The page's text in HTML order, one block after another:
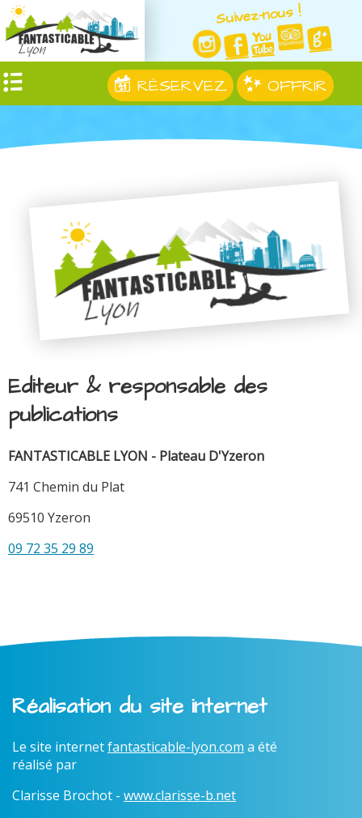
Suivez-nous !
RÉSERVEZ OFFRIR
Editeur & responsable des
publications
FANTASTICABLE LYON - Plateau D'Yzeron
741 Chemin du Plat
69510 Yzeron
09 72 35 29 89
Réalisation du site internet
Le site internetfantasticable-lyon.com a été
réalisé par
Clarisse Brochot - www.clarisse-b.net